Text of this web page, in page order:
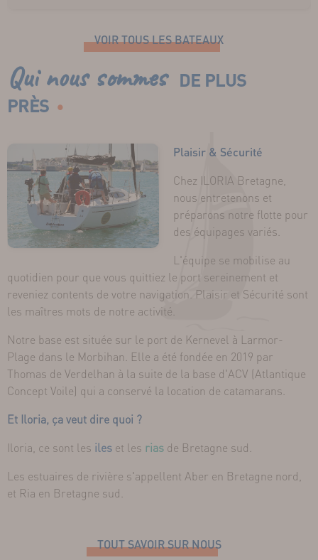
VOIR TOUS LES BATEAUX
Qui nous sommesDE PLUS
PRÈS
Plaisir & Sécurité
Chez ILORIA Bretagne,
nous entretenons et
préparons notre flotte pour
des équipages variés.
L'équipe se mobilise au
quotidien pour que vous quittiez le port sereinement et
reveniez contents de votre navigation. Plaisir et Sécurité sont
les maîtres mots de notre activité.
Notre base est située sur le port de Kernevel à Larmor-
Plage dans le Morbihan. Elle a été fondée en 2019 par
Thomas de Verdelhan à la suite de la base d'ACV (Atlantique
Concept Voile) qui a conservé la location de catamarans.
Et Iloria, ça veut dire quoi ?
Iloria, ce sont les iles et les rias de Bretagne sud.
Les estuaires de rivière s'appellent Aber en Bretagne nord,
et Ria en Bretagne sud.
TOUT SAVOIR SUR NOUS